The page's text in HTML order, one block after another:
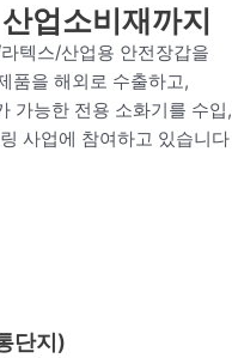
업소비재까지
텍스/산업용 안전장갑을
품을 해외로 수출하고,
가능한 전용 소화기를 수입,
사업에 참여하고 있습니다
단지)